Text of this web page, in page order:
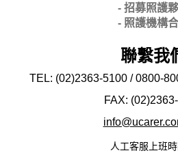
- 招募照護
- 照護機構
聯繫我
TEL: (02)2363-5100 / 0800-
FAX: (02)2363-
人工客服上班